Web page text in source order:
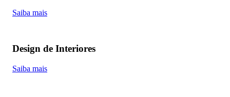
Saiba mais
Design de Interiores
Saiba mais